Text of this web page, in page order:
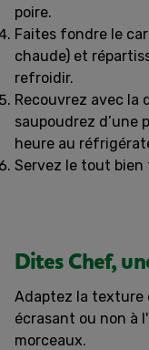
poire.
Faites fondre le
chaude) et
refroidir.
Recouvrez avec la
saupoudrez d’une
heure au
Servez le tout bien
Dites Chef,
Adaptez la texture
écrasant ou non à
morceaux.